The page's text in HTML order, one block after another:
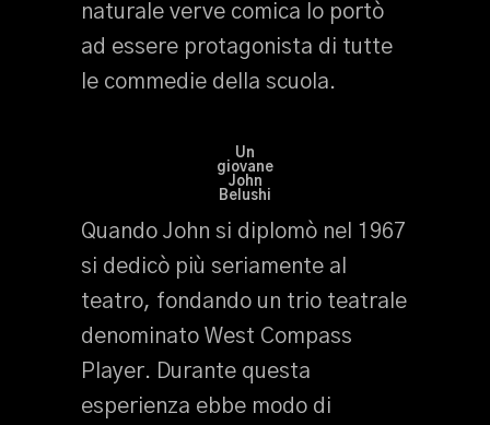
naturale verve comica lo portò
ad essere protagonista di tutte
le commedie della scuola.
Un
giovane
John
Belushi
Quando John si diplomò nel 1967
si dedicò più seriamente al
teatro, fondando un trio teatrale
denominato West Compass
Player. Durante questa
esperienza ebbe modo di